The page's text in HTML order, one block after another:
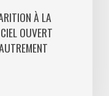
À LA
OUVERT